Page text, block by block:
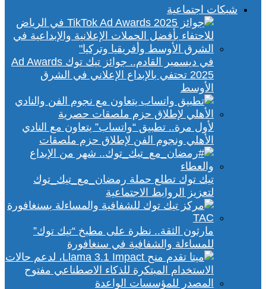
شبكات اجتماعية
في ديسمبر القادم.. جوائز تيك توك Ad Awards
2025 تحتفي بالإبداع الإعلاني في الشرق
الأوسط
لأول مرة.. تطبيق “واتساب” يتعاون مع النادي
الأهلي ونجوم الفن لإطلاق حزم ملصقات
تيك توك تطلع حملة رمضان_مع_تيك_توك
لتعزيز الروابط الاجتماعية
مارثون الثقة.. نظرة على مطبخ “تيك توك”
للمساءلة والشفافية في سنغافورة